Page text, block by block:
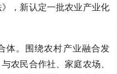
，新认定一批农业产业化
体。围绕农村产业融合发
农民合作社、家庭农场、